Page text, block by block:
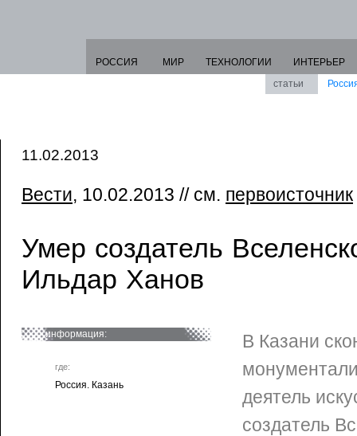
РОССИЯ МИР ТЕХНОЛОГИИ
ИНТЕРЬЕР
статьи
11.02.2013
Вести, 10.02.2013 // см. первоисточник
Умер создатель
Ильдар Ханов
информация:
где:
Россия. Казань
В Казани
деятель
создатель